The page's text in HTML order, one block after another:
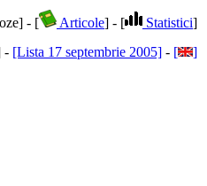
- [ Articole] - [ Statistici]
- [Lista 17 septembrie 2005] - [
]